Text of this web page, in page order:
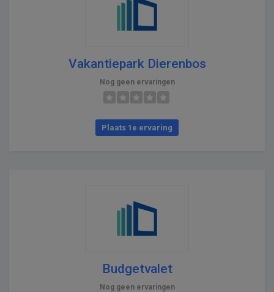
Vakantiepark Dierenbos
Nog geen ervaringen
Plaats 1e ervaring
Budgetvalet
Nog geen ervaringen